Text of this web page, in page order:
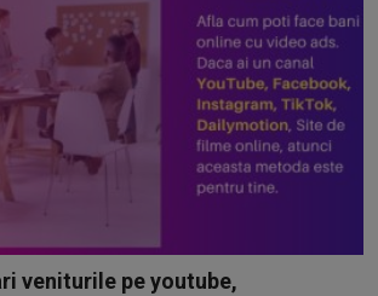
veniturile pe youtube,